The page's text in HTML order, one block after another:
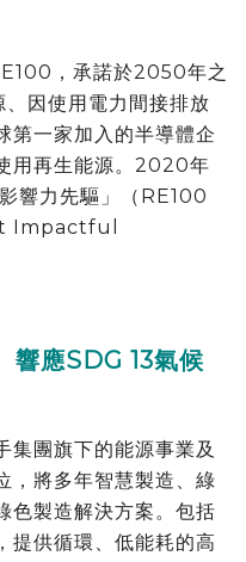
，承諾於2050年之
因使用電力間接排放
第一家加入的半導體企
用再生能源。2020年
響力先驅」（RE100
Impactful
應SDG 13氣候
集團旗下的能源事業及
，將多年智慧製造、綠
色製造解決方案。包括
提供循環、低能耗的高